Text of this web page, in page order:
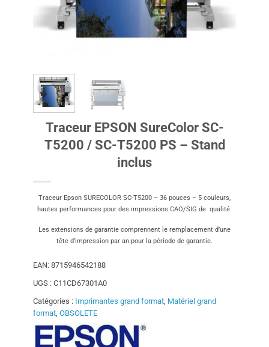
Traceur EPSON SureColor SC-
T5200 / SC-T5200 PS – Stand
inclus
Traceur Epson SURECOLOR SC-T5200 – 36 pouces – 5 couleurs,
hautes performances pour des impressions CAO/SIG de qualité.
Les extensions de garantie comprennent le remplacement d’une
tête d’impression par an pour la période de garantie.
EAN: 8715946542188
UGS : C11CD67301A0
Catégories : Imprimantes grand format, Matériel grand
format, OBSOLETE